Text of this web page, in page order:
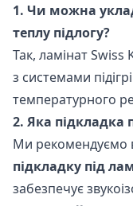
1. Чи можна
теплу підлогу?
Так, ламінат Swiss
з системами
температурного
2. Яка підкладка
Ми рекомендуємо
підкладку під
забезпечує